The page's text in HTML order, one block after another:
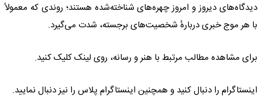
دیدگاه‌های دیروز و امروز چهره‌های شناخته‌شده هستند؛ روندی که معمولاً
با هر موج خبری دربارهٔ شخصیت‌های برجسته، شدت می‌گیرد.
برای مشاهده مطالب مرتبط با هنر و رسانه، روی لینک کلیک کنید.
اینستاگرام را دنبال کنید و همچنین اینستاگرام پلاس را نیز دنبال نمایید.